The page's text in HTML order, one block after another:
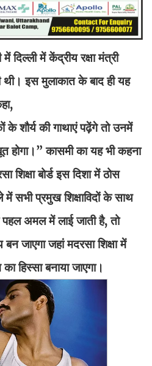
दिल्ली में केंद्रीय रक्षा मंत्री
इस मुलाकात के बाद ही यह
शौर्य की गाथाएं पढ़ेंगे तो उनमें
होगा।” कासमी का यह भी कहना
शिक्षा बोर्ड इस दिशा में ठोस
सभी प्रमुख शिक्षाविदों के साथ
पहल अमल में लाई जाती है, तो
जाएगा जहां मदरसा शिक्षा में
हिस्सा बनाया जाएगा।